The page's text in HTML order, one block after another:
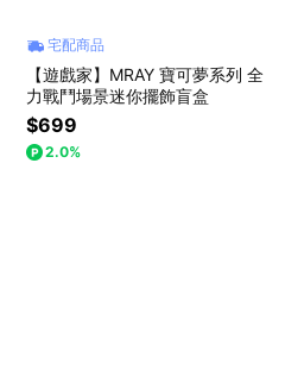
宅配商品
【遊戲家】MRAY 寶可夢系列 全
力戰鬥場景迷你擺飾盲盒
$699
2.0%